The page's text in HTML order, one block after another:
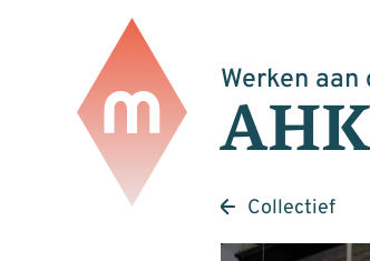
Werken
Collectief